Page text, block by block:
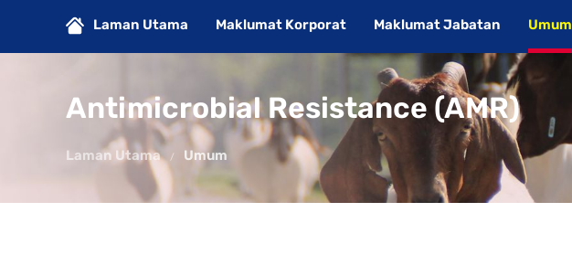
Laman Utama Maklumat Korporat Maklumat Jabatan Umum
Antimicrobial Resistance (AMR)
Laman Utama Umum